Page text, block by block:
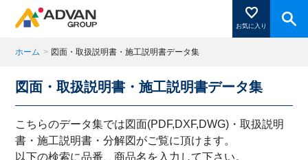
お気に入り
商品ページにある「お気に入り登録」を押すと登録した
商品がここに表示されます。
ホーム > 図面・取扱説明書・施工説明書データ集
図面・取扱説明書・施工説明書データ集
こちらのデータ集では図面(PDF,DXF,DWG)・取扱説明
書・施工説明書・分解図がご覧に頂けます。
以下の検索に品番、商品名を入力して下さい。